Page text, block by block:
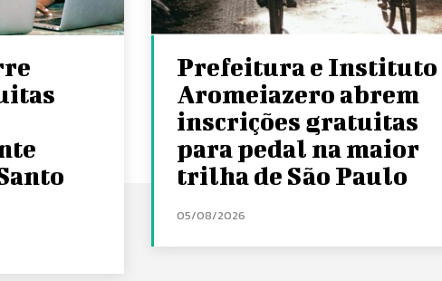
Prefeitura e Instituto
Aromeiazero abrem
inscrições gratuitas
para pedal na maior
trilha de São Paulo
05/08/2026